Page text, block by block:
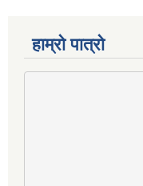
हाम्रो पात्रो